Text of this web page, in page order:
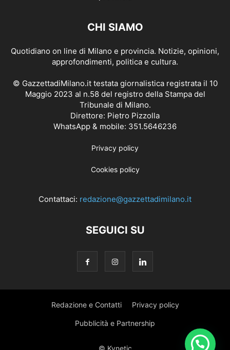
CHI SIAMO
Quotidiano on line di Milano e provincia. Notizie, opinioni,
approfondimenti, politica e cultura.
© GazzettadiMilano.it testata giornalistica registrata il 10
Maggio 2023 al n.58 del registro della Stampa del
Tribunale di Milano.
Direttore: Pietro Pizzolla
WhatsApp & mobile: 351.5646236
Privacy policy
Cookies policy
Contattaci: redazione@gazzettadimilano.it
SEGUICI SU
Redazione e Contatti Privacy policy
Pubblicità e Partnership
© Kynetic